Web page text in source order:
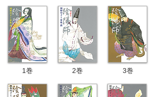
1巻 2巻 3巻